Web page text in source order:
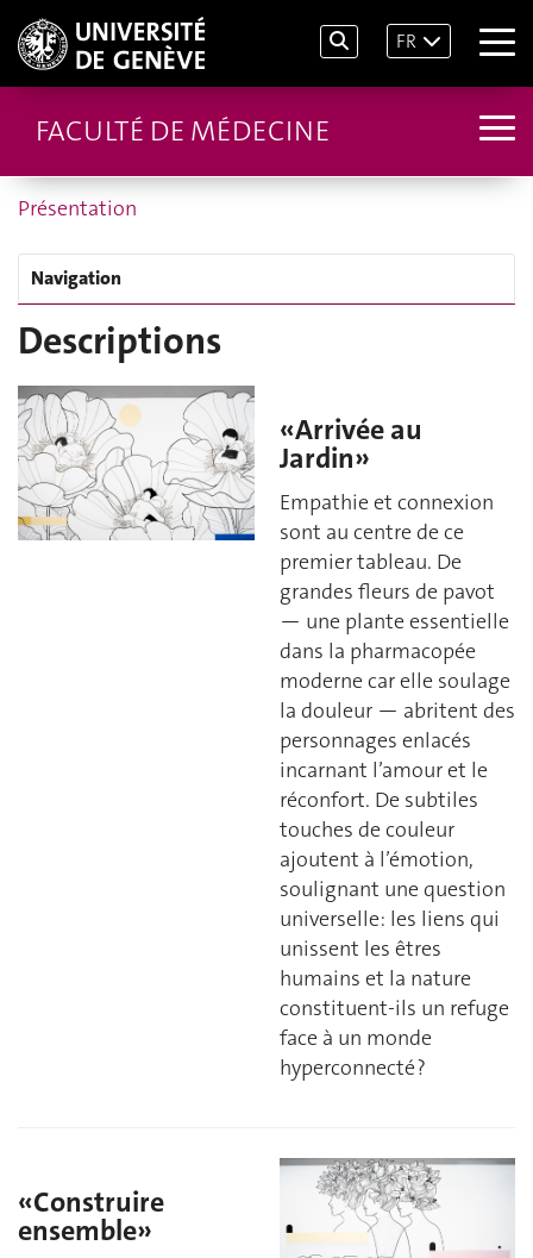
FR
FACULTÉ DE MÉDECINE
Présentation
Navigation
Descriptions
«Arrivée au
Jardin»
Empathie et connexion
sont au centre de ce
premier tableau. De
grandes fleurs de pavot
— une plante essentielle
dans la pharmacopée
moderne car elle soulage
la douleur — abritent des
personnages enlacés
incarnant l’amour et le
réconfort. De subtiles
touches de couleur
ajoutent à l’émotion,
soulignant une question
universelle: les liens qui
unissent les êtres
humains et la nature
constituent-ils un refuge
face à un monde
hyperconnecté ?
«Construire
ensemble»